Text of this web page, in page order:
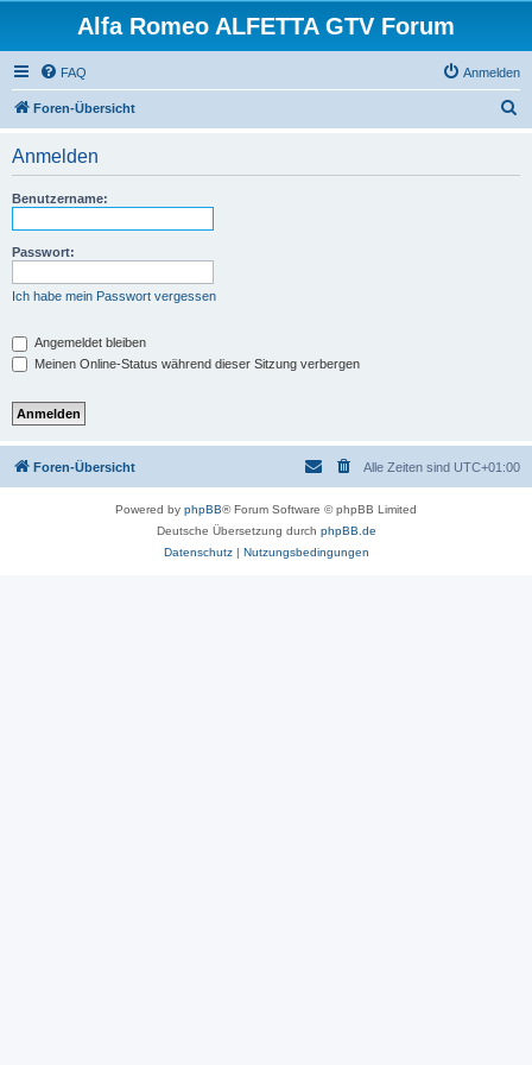
Alfa Romeo ALFETTA GTV Forum
FAQ Anmelden
Foren-Übersicht
Anmelden
Benutzername:
Passwort:
Ich habe mein Passwort vergessen
Angemeldet bleiben
Meinen Online-Status während dieser Sitzung verbergen
Foren-Übersicht Alle Zeiten sind UTC+01:00
Powered by phpBB® Forum Software © phpBB Limited
Deutsche Übersetzung durch phpBB.de
Datenschutz| Nutzungsbedingungen